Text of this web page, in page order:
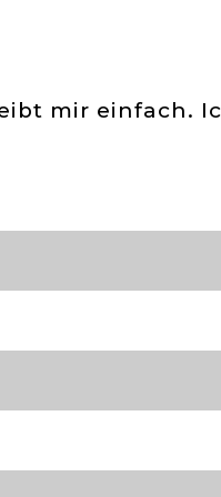
mir einfach.